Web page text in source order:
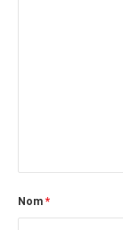
Nom *